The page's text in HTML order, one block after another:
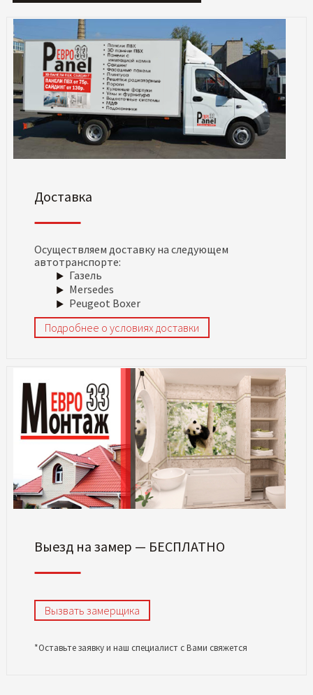
Доставка
Осуществляем доставку на следующем
автотранспорте:
Газель
Mersedes
Peugeot Boxer
Подробнее о условиях доставки
Выезд на замер — БЕСПЛАТНО
Вызвать замерщика
*Оставьте заявку и наш специалист с Вами свяжется